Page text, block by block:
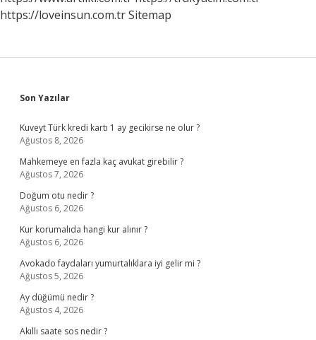
https://loveinsun.com.trSitemap
Sidebar
Son Yazılar
Kuveyt Türk kredi kartı 1 ay gecikirse ne olur ?
Ağustos 8, 2026
Mahkemeye en fazla kaç avukat girebilir ?
Ağustos 7, 2026
Doğum otu nedir ?
Ağustos 6, 2026
Kur korumalıda hangi kur alınır ?
Ağustos 6, 2026
Avokado faydaları yumurtalıklara iyi gelir mi ?
Ağustos 5, 2026
Ay düğümü nedir ?
Ağustos 4, 2026
Akıllı saate sos nedir ?